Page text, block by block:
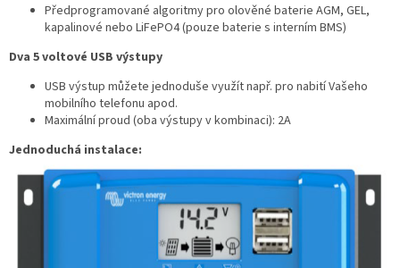
Předprogramované algoritmy pro olověné baterie AGM, GEL,
kapalinové nebo LiFePO4 (pouze baterie s interním BMS)
Dva 5 voltové USB výstupy
USB výstup můžete jednoduše využít např. pro nabití Vašeho
mobilního telefonu apod.
Maximální proud (oba výstupy v kombinaci): 2A
Jednoduchá instalace: